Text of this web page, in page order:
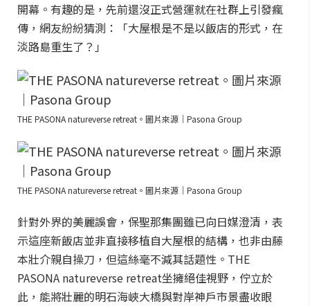
開幕。有趣的是，先前還沒正式營運就在社群上引發瘋
傳，網友紛紛猜測：「大屋根是不是以飯店的形式，在
淡路島重生了？」
THE PASONA natureverse retreat。圖片來源｜Pasona Group
THE PASONA natureverse retreat。圖片來源｜Pasona Group
針對外界的美麗誤會，保聖那集團雖已向日媒澄清，表
示這座新飯店並非直接移植自大屋根的結構，也非由藤
本壯介親自操刀，但這絲毫不減其話題性。THE
PASONA natureverse retreat坐擁絕佳視野，佇立於
此，能將壯麗的明石海峽大橋與對岸神戶市景盡收眼